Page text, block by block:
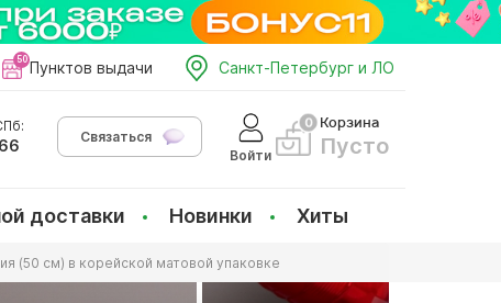
Пунктов выдачи Санкт-Петербург и ЛО
Связаться
Войти
Корзина
Пусто
доставки Новинки Хиты
(50 см) в корейской матовой упаковке